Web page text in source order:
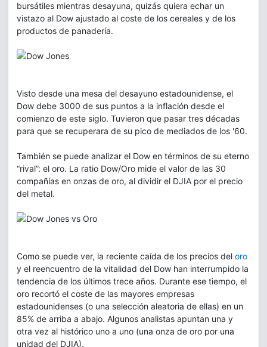
bursátiles mientras desayuna, quizás quiera echar un
vistazo al Dow ajustado al coste de los cereales y de los
productos de panadería.
Visto desde una mesa del desayuno estadounidense, el
Dow debe 3000 de sus puntos a la inflación desde el
comienzo de este siglo. Tuvieron que pasar tres décadas
para que se recuperara de su pico de mediados de los '60.
También se puede analizar el Dow en términos de su eterno
“rival”: el oro. La ratio Dow/Oro mide el valor de las 30
compañías en onzas de oro, al dividir el DJIA por el precio
del metal.
Como se puede ver, la reciente caída de los precios del oro
y el reencuentro de la vitalidad del Dow han interrumpido la
tendencia de los últimos trece años. Durante ese tiempo, el
oro recortó el coste de las mayores empresas
estadounidenses (o una selección aleatoria de ellas) en un
85% de arriba a abajo. Algunos analistas apuntan una y
otra vez al histórico uno a uno (una onza de oro por una
unidad del DJIA).